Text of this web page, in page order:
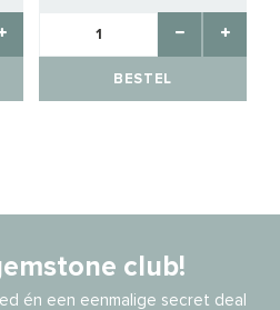
BESTEL
club!
én een eenmalige secret deal